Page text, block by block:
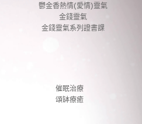
鬱金香熱情(愛情)靈氣
金錢靈氣
金錢靈氣系列證書課
催眠治療
頌缽療癒